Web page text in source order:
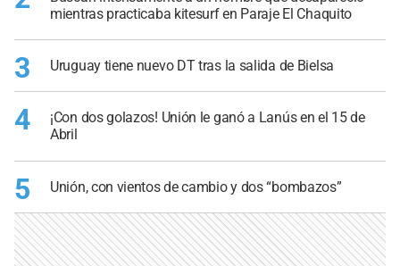
mientras practicaba kitesurf en Paraje El Chaquito
3 Uruguay tiene nuevo DT tras la salida de Bielsa
4
¡Con dos golazos! Unión le ganó a Lanús en el 15 de
Abril
5 Unión, con vientos de cambio y dos “bombazos”